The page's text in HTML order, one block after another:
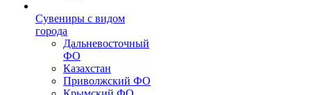
Сувениры с видом
города
Дальневосточный
ФО
Казахстан
Приволжский ФО